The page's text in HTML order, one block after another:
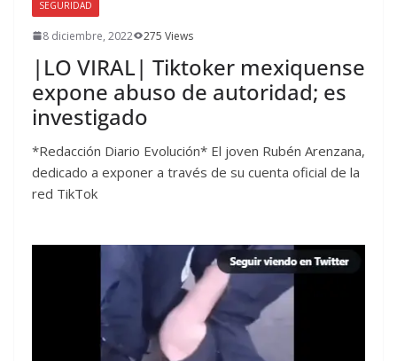
SEGURIDAD
8 diciembre, 2022 275 Views
|LO VIRAL| Tiktoker mexiquense
expone abuso de autoridad; es
investigado
*Redacción Diario Evolución* El joven Rubén Arenzana,
dedicado a exponer a través de su cuenta oficial de la
red TikTok